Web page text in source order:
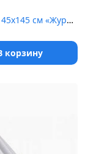
Скатерть 145х145 см «Журавинка» коричневая [(вензель)]
корзину